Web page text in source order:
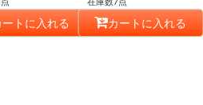
ートに入れる カートに入れる